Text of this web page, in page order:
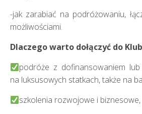
-jak zarabiać na podróżowaniu,
możliwościami.
Dlaczego warto dołączyć do
podróże z dofinansowaniem lub
na luksusowych statkach, także na
szkolenia rozwojowe i biznesowe,